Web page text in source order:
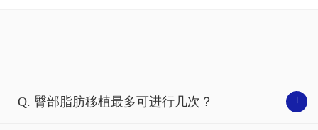
Q. 臀部脂肪移植最多可进行几次？ +